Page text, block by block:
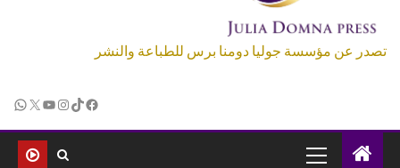
تصدر عن مؤسسة جوليا دومنا برس للطباعة والنشر